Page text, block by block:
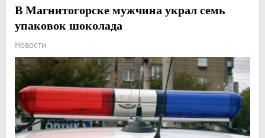
В Магнитогорске мужчина украл семь
упаковок шоколада
Новости